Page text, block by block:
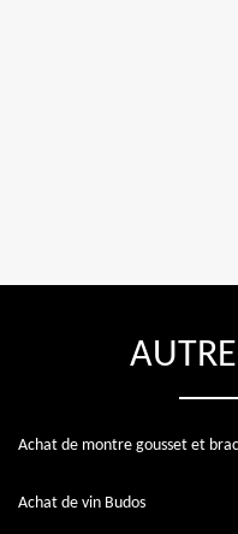
Achat de montre gousset et
Achat de vin Budos